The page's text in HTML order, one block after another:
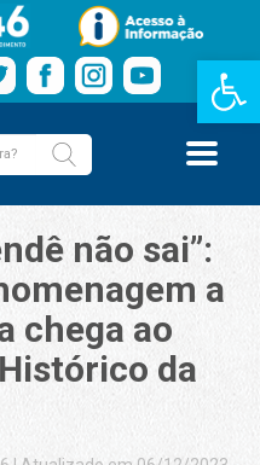
Barra de
não sai”:
a
chega ao
da